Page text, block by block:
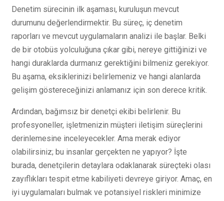
Denetim sürecinin ilk aşaması, kuruluşun mevcut
durumunu değerlendirmektir. Bu süreç, iç denetim
raporları ve mevcut uygulamaların analizi ile başlar. Belki
de bir otobüs yolculuğuna çıkar gibi, nereye gittiğinizi ve
hangi duraklarda durmanız gerektiğini bilmeniz gerekiyor.
Bu aşama, eksiklerinizi belirlemeniz ve hangi alanlarda
gelişim göstereceğinizi anlamanız için son derece kritik.
Ardından, bağımsız bir denetçi ekibi belirlenir. Bu
profesyoneller, işletmenizin müşteri iletişim süreçlerini
derinlemesine inceleyecekler. Ama merak ediyor
olabilirsiniz; bu insanlar gerçekten ne yapıyor? İşte
burada, denetçilerin detaylara odaklanarak süreçteki olası
zayıflıkları tespit etme kabiliyeti devreye giriyor. Amaç, en
iyi uygulamaları bulmak ve potansiyel riskleri minimize